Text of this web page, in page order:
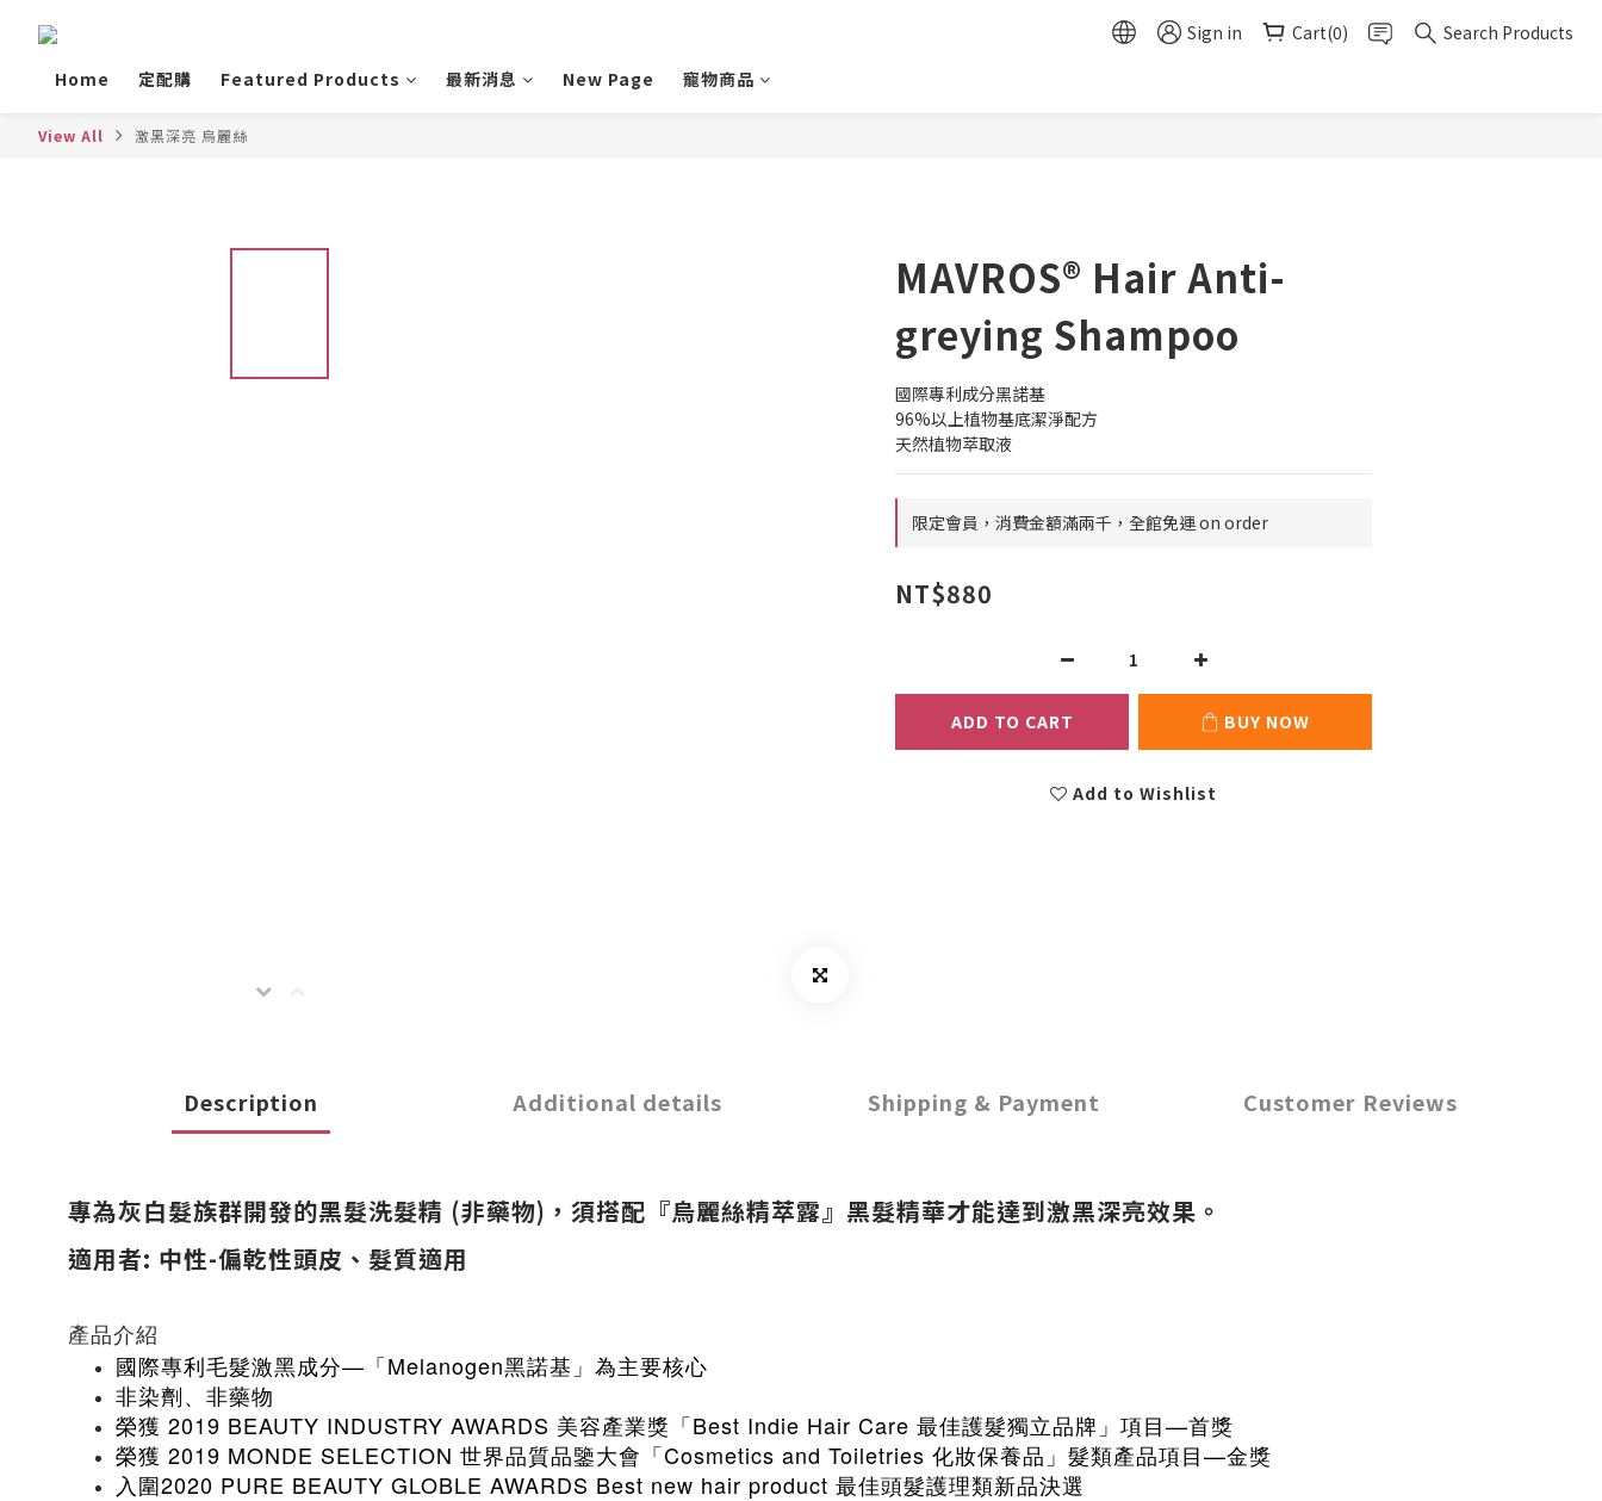
Sign in Cart(0)
Search Products
Home
定配購 Featured Products 最新消息 New Page 寵物商品
View All 激黑深亮 烏麗絲
MAVROS® Hair Anti-
greying Shampoo
國際專利成分黑諾基
96%以上植物基底潔淨配方
天然植物萃取液
限定會員，消費金額滿兩千，全館免運 on order
NT$880
ADD TO CART BUY NOW
Add to Wishlist
Description Additional details Shipping & Payment Customer Reviews
專為灰白髮族群開發的黑髮洗髮精 (非藥物)，須搭配『烏麗絲精萃露』黑髮精華才能達到激黑深亮效果。
適用者: 中性-偏乾性頭皮、髮質適用
產品介紹
國際專利毛髮激黑成分—「Melanogen黑諾基」為主要核心
非染劑、非藥物
榮獲 2019 BEAUTY INDUSTRY AWARDS 美容產業獎「Best Indie Hair Care 最佳護髮獨立品牌」項目—首獎
榮獲 2019 MONDE SELECTION 世界品質品鑒大會「Cosmetics and Toiletries 化妝保養品」髮類產品項目—金獎
入圍 2020 PURE BEAUTY GLOBLE AWARDS Best new hair product 最佳頭髮護理類新品決選